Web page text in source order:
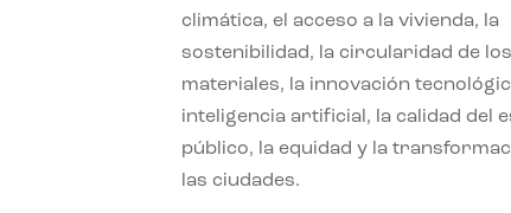
climática, el acceso a la vivienda, la
sostenibilidad, la circularidad de los
materiales, la innovación
inteligencia artificial, la calidad del
público, la equidad y la
las ciudades.